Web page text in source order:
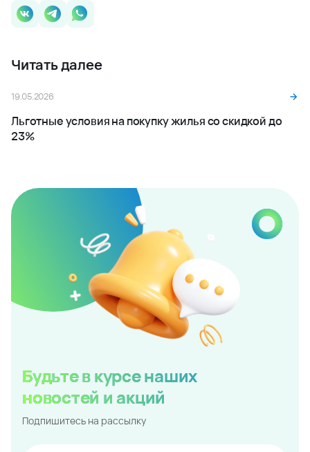
Будьте в курсе наших
новостей и акций
Подпишитесь на рассылку
Читать далее
19.05.2026
Льготные условия на покупку жилья со скидкой до
23%